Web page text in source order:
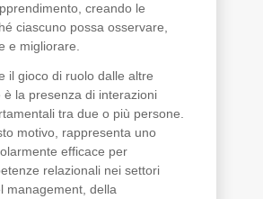
creando le
ciascuno possa osservare,
e migliorare.
il gioco di ruolo dalle altre
è la presenza di interazioni
tra due o più persone.
motivo, rappresenta uno
efficace per
relazionali nei settori
management, della